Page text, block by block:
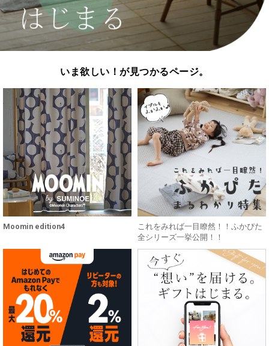
いま欲しい！が見つかるページ。
Moomin edition4
これをみれば一目瞭然！！ふかぴた
全シリーズ一挙公開！！